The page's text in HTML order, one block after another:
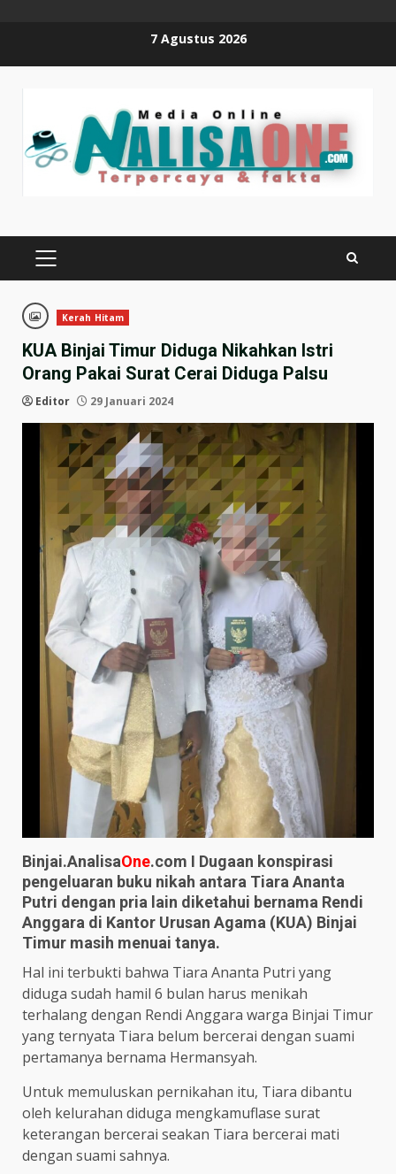
7 Agustus 2026
PRIMARY
Kerah Hitam
KUA Binjai Timur Diduga Nikahkan Istri
Orang Pakai Surat Cerai Diduga Palsu
Editor 29 Januari 2024
Binjai.AnalisaOne.com I Dugaan konspirasi
pengeluaran buku nikah antara Tiara Ananta
Putri dengan pria lain diketahui bernama Rendi
Anggara di Kantor Urusan Agama (KUA) Binjai
Timur masih menuai tanya.
Hal ini terbukti bahwa Tiara Ananta Putri yang
diduga sudah hamil 6 bulan harus menikah
terhalang dengan Rendi Anggara warga Binjai Timur
yang ternyata Tiara belum bercerai dengan suami
pertamanya bernama Hermansyah.
Untuk memuluskan pernikahan itu, Tiara dibantu
oleh kelurahan diduga mengkamuflase surat
keterangan bercerai seakan Tiara bercerai mati
dengan suami sahnya.